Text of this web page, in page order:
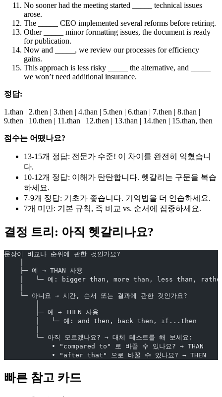
No sooner had the meeting started _____ technical issues
arose.
The _____ CEO implemented several reforms before retiring.
Other _____ minor formatting issues, the document is ready
for publication.
Now and _____, we review our processes for efficiency
gains.
This approach is less risky _____ the alternative, and _____
we won’t need additional insurance.
정답:
1.than | 2.then | 3.then | 4.than | 5.then | 6.than | 7.then | 8.than |
9.then | 10.then | 11.than | 12.then | 13.than | 14.then | 15.than, then
점수는 어땠나요?
13-15개 정답: 전문가 수준! 이 차이를 완전히 익혔습니
다.
10-12개 정답: 이해가 탄탄합니다. 헷갈리는 구문을 복습
하세요.
7-9개 정답: 기초가 좋습니다. 기억법을 더 연습하세요.
7개 미만: 기본 규칙, 즉 비교 vs. 순서에 집중하세요.
결정 트리: 아직 헷갈리나요?
문장이 비교나 순위에 관한 것인가요?
    ├─ 예 → THAN 사용
│   └─ 예: bigger than, more than, less than,
    └─ 아니요 → 시간, 순서 또는 결과에 관한 것인가요?
        ├─ 예 → THEN 사용
        │   └─ 예: and then, back then, if...then
        └─ 아직 모르겠나요? → 대체 테스트를 해 보세요:
            • "compared to" 로 바꿀 수 있나요? → THAN
            • "after that" 으로 바꿀 수 있나요? → THEN
빠른 참고 카드